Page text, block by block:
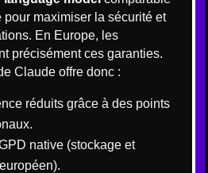
pour maximiser la sécurité et
En Europe, les
précisément ces garanties.
Claude offre donc :
réduits grâce à des points
native (stockage et